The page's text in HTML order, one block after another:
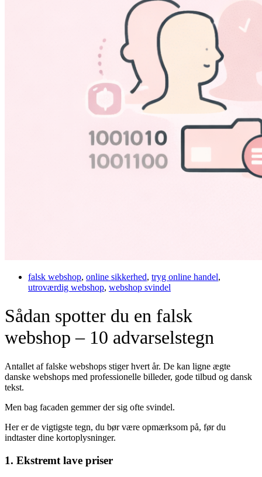
falsk webshop, online sikkerhed, tryg online handel,
utroværdig webshop, webshop svindel
Sådan spotter du en falsk
webshop – 10 advarselstegn
Antallet af falske webshops stiger hvert år. De kan ligne ægte
danske webshops med professionelle billeder, gode tilbud og dansk
tekst.
Men bag facaden gemmer der sig ofte svindel.
Her er de vigtigste tegn, du bør være opmærksom på, før du
indtaster dine kortoplysninger.
1. Ekstremt lave priser